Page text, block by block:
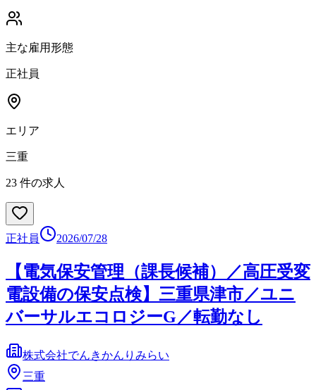
主な雇用形態
正社員
エリア
三重
23 件の求人
正社員 2026/07/28
【電気保安管理（課長候補）／高圧受変
電設備の保安点検】三重県津市／ユニ
バーサルエコロジーG／転勤なし
株式会社でんきかんりみらい
三重